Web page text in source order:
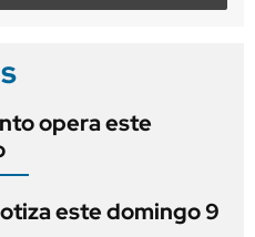
opera este
este domingo 9